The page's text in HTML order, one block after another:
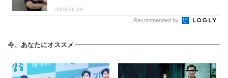
2026.06.19
Recommended by
今、あなたにオススメ